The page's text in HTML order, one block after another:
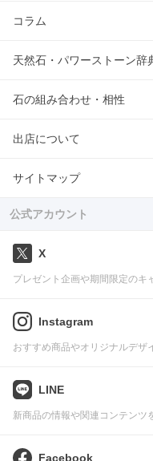
コラム
天然石・パワーストーン辞
石の組み合わせ・相性
出店について
サイトマップ
公式アカウント
X
プレゼント企画や期間限定のキ
Instagram
おすすめ商品やオリジナルデザ
LINE
新商品の情報や関連コンテンツ
Facebook